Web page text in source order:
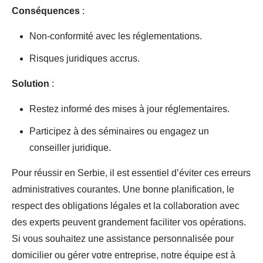
Conséquences :
Non-conformité avec les réglementations.
Risques juridiques accrus.
Solution :
Restez informé des mises à jour réglementaires.
Participez à des séminaires ou engagez un
conseiller juridique.
Pour réussir en Serbie, il est essentiel d’éviter ces erreurs
administratives courantes. Une bonne planification, le
respect des obligations légales et la collaboration avec
des experts peuvent grandement faciliter vos opérations.
Si vous souhaitez une assistance personnalisée pour
domicilier ou gérer votre entreprise, notre équipe est à